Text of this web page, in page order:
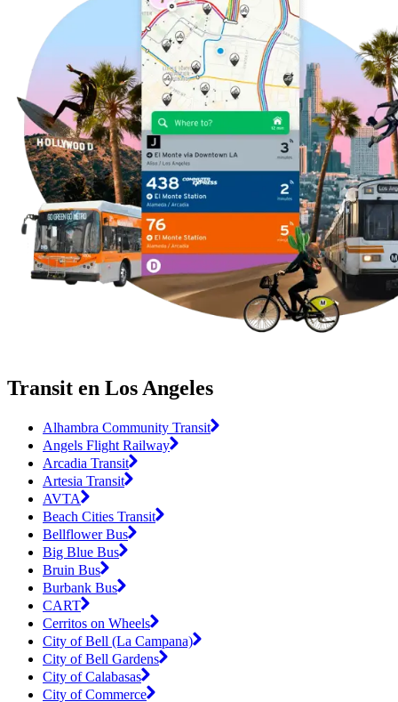
Transit en Los Angeles
Alhambra Community Transit
Angels Flight Railway
Arcadia Transit
Artesia Transit
AVTA
Beach Cities Transit
Bellflower Bus
Big Blue Bus
Bruin Bus
Burbank Bus
CART
Cerritos on Wheels
City of Bell (La Campana)
City of Bell Gardens
City of Calabasas
City of Commerce